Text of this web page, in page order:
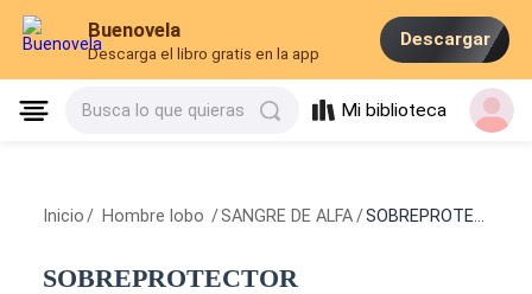
Buenovela
Descarga el libro gratis en la app
Descargar
Busca lo que quieras Mi biblioteca
Inicio / Hombre lobo /SANGRE DE ALFA /SOBREPROTECTOR
SOBREPROTECTOR